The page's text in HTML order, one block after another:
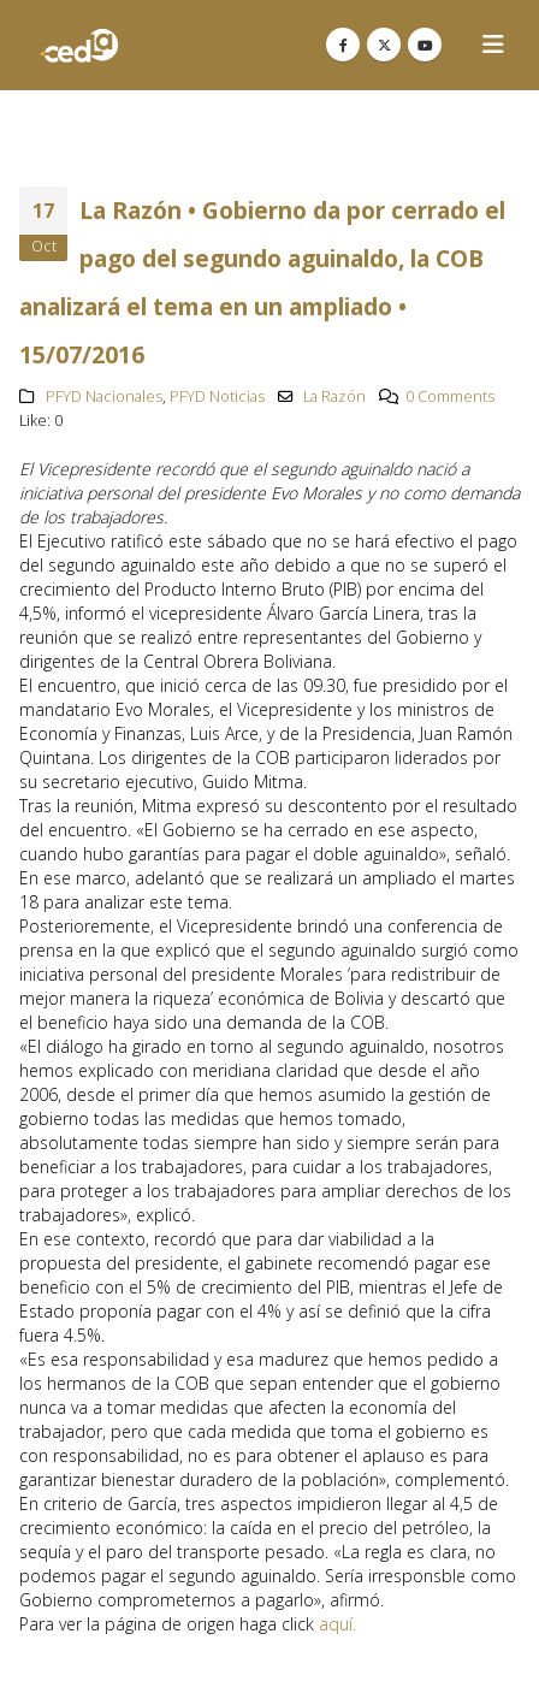
17
Oct
La Razón • Gobierno da por cerrado el
pago del segundo aguinaldo, la COB
analizará el tema en un ampliado •
15/07/2016
PFYD Nacionales, PFYD Noticias La Razón
0 Comments
Like: 0
El Vicepresidente recordó que el segundo aguinaldo nació a
iniciativa personal del presidente Evo Morales y no como demanda
de los trabajadores.
El Ejecutivo ratificó este sábado que no se hará efectivo el pago
del segundo aguinaldo este año debido a que no se superó el
crecimiento del Producto Interno Bruto (PIB) por encima del
4,5%, informó el vicepresidente Álvaro García Linera, tras la
reunión que se realizó entre representantes del Gobierno y
dirigentes de la Central Obrera Boliviana.
El encuentro, que inició cerca de las 09.30, fue presidido por el
mandatario Evo Morales, el Vicepresidente y los ministros de
Economía y Finanzas, Luis Arce, y de la Presidencia, Juan Ramón
Quintana. Los dirigentes de la COB participaron liderados por
su secretario ejecutivo, Guido Mitma.
Tras la reunión, Mitma expresó su descontento por el resultado
del encuentro. «El Gobierno se ha cerrado en ese aspecto,
cuando hubo garantías para pagar el doble aguinaldo», señaló.
En ese marco, adelantó que se realizará un ampliado el martes
18 para analizar este tema.
Posterioremente, el Vicepresidente brindó una conferencia de
prensa en la que explicó que el segundo aguinaldo surgió como
iniciativa personal del presidente Morales ‘para redistribuir de
mejor manera la riqueza’ económica de Bolivia y descartó que
el beneficio haya sido una demanda de la COB.
«El diálogo ha girado en torno al segundo aguinaldo, nosotros
hemos explicado con meridiana claridad que desde el año
2006, desde el primer día que hemos asumido la gestión de
gobierno todas las medidas que hemos tomado,
absolutamente todas siempre han sido y siempre serán para
beneficiar a los trabajadores, para cuidar a los trabajadores,
para proteger a los trabajadores para ampliar derechos de los
trabajadores», explicó.
En ese contexto, recordó que para dar viabilidad a la
propuesta del presidente, el gabinete recomendó pagar ese
beneficio con el 5% de crecimiento del PIB, mientras el Jefe de
Estado proponía pagar con el 4% y así se definió que la cifra
fuera 4.5%.
«Es esa responsabilidad y esa madurez que hemos pedido a
los hermanos de la COB que sepan entender que el gobierno
nunca va a tomar medidas que afecten la economía del
trabajador, pero que cada medida que toma el gobierno es
con responsabilidad, no es para obtener el aplauso es para
garantizar bienestar duradero de la población», complementó.
En criterio de García, tres aspectos impidieron llegar al 4,5 de
crecimiento económico: la caída en el precio del petróleo, la
sequía y el paro del transporte pesado. «La regla es clara, no
podemos pagar el segundo aguinaldo. Sería irresponsble como
Gobierno comprometernos a pagarlo», afirmó.
Para ver la página de origen haga click aquí.